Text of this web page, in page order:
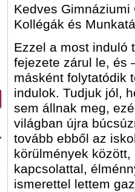
Kedves
Kollégák és
Ezzel a most induló
fejezete zárul le, és
másként folytatódik
indulok. Tudjuk jól,
sem állnak meg,
világban újra
tovább ebből az
körülmények
kapcsolattal,
ismerettel lettem